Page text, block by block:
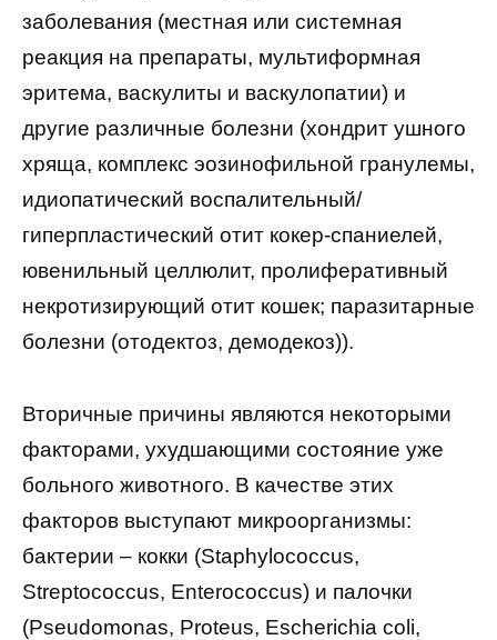
заболевания (местная или системная
реакция на препараты, мультиформная
эритема, васкулиты и васкулопатии) и
другие различные болезни (хондрит ушного
хряща, комплекс эозинофильной гранулемы,
идиопатический воспалительный/
гиперпластический отит кокер-спаниелей,
ювенильный целлюлит, пролиферативный
некротизирующий отит кошек; паразитарные
болезни (отодектоз, демодекоз)).
Вторичные причины являются некоторыми
факторами, ухудшающими состояние уже
больного животного. В качестве этих
факторов выступают микроорганизмы:
бактерии – кокки (Staphylococcus,
Streptococcus, Enterococcus) и палочки
(Pseudomonas, Proteus, Escherichia coli,